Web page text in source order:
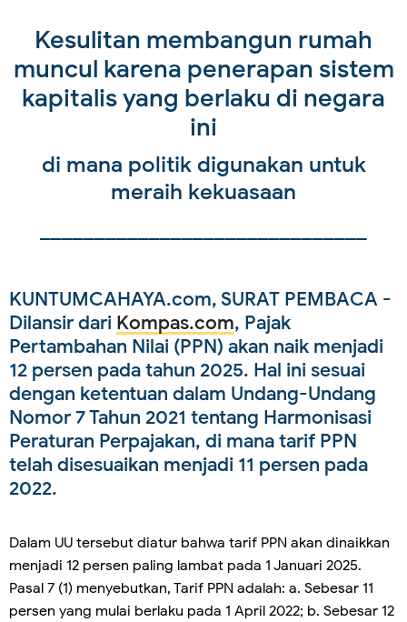
Kesulitan membangun rumah
muncul karena penerapan sistem
kapitalis yang berlaku di negara
ini
di mana politik digunakan untuk
meraih kekuasaan
KUNTUMCAHAYA.com, SURAT PEMBACA -
Dilansir dari Kompas.com, Pajak
Pertambahan Nilai (PPN) akan naik menjadi
12 persen pada tahun 2025. Hal ini sesuai
dengan ketentuan dalam Undang-Undang
Nomor 7 Tahun 2021 tentang Harmonisasi
Peraturan Perpajakan, di mana tarif PPN
telah disesuaikan menjadi 11 persen pada
2022.
Dalam UU tersebut diatur bahwa tarif PPN akan dinaikkan
menjadi 12 persen paling lambat pada 1 Januari 2025.
Pasal 7 (1) menyebutkan, Tarif PPN adalah: a. Sebesar 11
persen yang mulai berlaku pada 1 April 2022; b. Sebesar 12